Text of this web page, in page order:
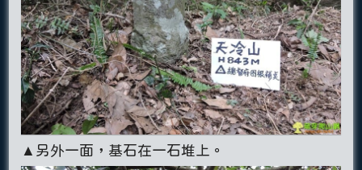
▲另外一面，基石在一石堆上。